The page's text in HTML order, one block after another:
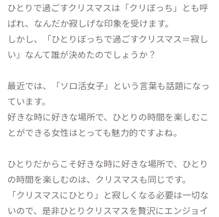
ひとりで過ごすクリスマスは「クリぼっち」とも呼
ばれ、なんだか寂しげな印象を受けます。
しかし、「ひとりぼっちで過ごすクリスマス＝寂し
い」なんて誰が決めたのでしょうか？
最近では、「ソロ活女子」という言葉も話題になっ
ています。
好きな時に好きな場所で、ひとりの時間を楽しむこ
とができる女性はとっても魅力的ですよね。
ひとりだからこそ好きな時に好きな場所で、ひとり
の時間を楽しむのは、クリスマスも同じです。
「クリスマスにひとり」と寂しくなる必要は一切な
いので、是非ひとりクリスマスを贅沢にエンジョイ